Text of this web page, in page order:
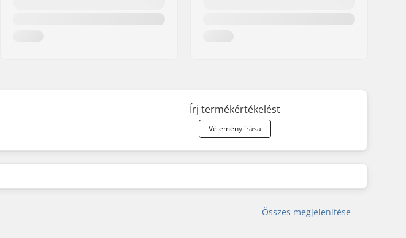
Írj termékértékelést
Vélemény írása
Összes megjelenítése